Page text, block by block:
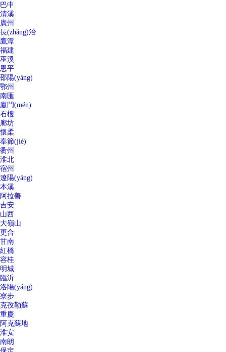
巴中
清溪
廣州
長(zhǎng)治
鷹潭
福建
巫溪
恩平
邵陽(yáng)
鄂州
南匯
廈門(mén)
石樓
廊坊
懷柔
奉節(jié)
衢州
淮北
宿州
遼陽(yáng)
本溪
阿拉善
吉安
山西
大嶺山
更合
甘南
紅橋
容桂
明城
臨沂
洛陽(yáng)
寮步
克孜勒蘇
重慶
阿克蘇地
淮安
南朗